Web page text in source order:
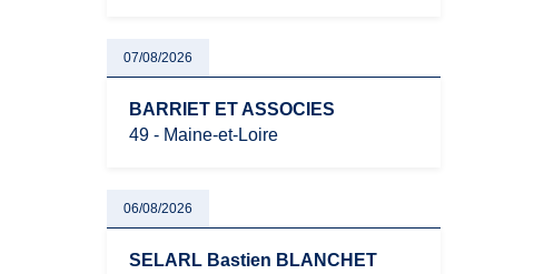
07/08/2026
BARRIET ET ASSOCIES
49 - Maine-et-Loire
06/08/2026
SELARL Bastien BLANCHET